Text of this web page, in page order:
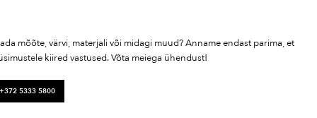
mõõte, värvi, materjali või midagi muud? Anname endast parima, et
kiired vastused. Võta meiega ühendust!
5333 5800